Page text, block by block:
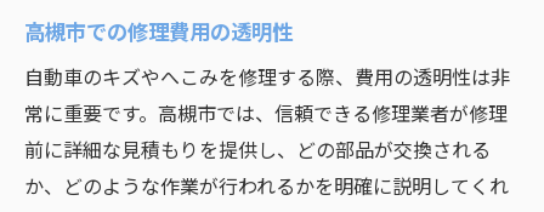
高槻市での修理費用の透明性
自動車のキズやへこみを修理する際、費用の透明性は非
常に重要です。高槻市では、信頼できる修理業者が修理
前に詳細な見積もりを提供し、どの部品が交換される
か、どのような作業が行われるかを明確に説明してくれ